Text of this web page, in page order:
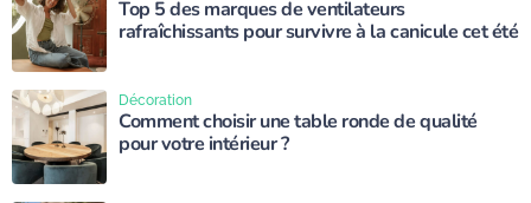
Top 5 des marques de ventilateurs
rafraîchissants pour survivre à la canicule cet été
Comment choisir une table ronde de qualité
pour votre intérieur ?
Décoration